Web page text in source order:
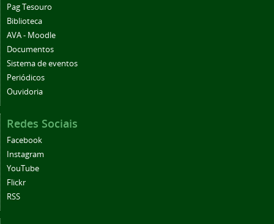
Pag Tesouro
Biblioteca
AVA - Moodle
Documentos
Sistema de eventos
Periódicos
Ouvidoria
Redes Sociais
Facebook
Instagram
YouTube
Flickr
RSS